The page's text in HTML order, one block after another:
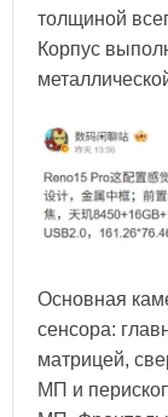
толщиной
Корпус
Основная
сенсора:
матрицей,
МП и